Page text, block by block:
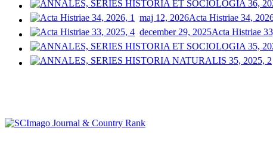
maj 12, 2026Acta Histriae 34,
december 29, 2025Acta Histriae